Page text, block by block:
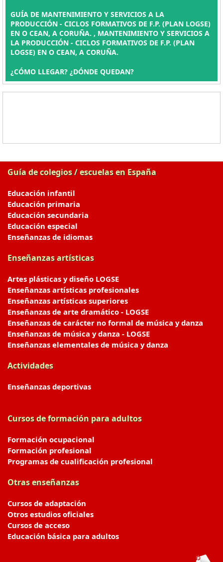
GUÍA DE MANTENIMIENTO Y SERVICIOS A LA
PRODUCCIÓN - CICLOS FORMATIVOS DE F.P. (PLAN LOGSE)
EN O CEAN, A CORUÑA. , MANTENIMIENTO Y SERVICIOS A
LA PRODUCCIÓN - CICLOS FORMATIVOS DE F.P. (PLAN
LOGSE) EN O CEAN, A CORUÑA.
¿CÓMO LLEGAR? ¿DÓNDE QUEDAN?
Guía de colegios / escuelas en España
Educación infantil
Educación primaria
Educación secundaria
Educación especial
Enseñanzas de idiomas
Enseñanzas artísticas
Artes plásticas y diseño LOGSE
Enseñanzas artísticas profesionales
Enseñanzas artísticas superiores
Enseñanzas de arte dramático - LOGSE
Enseñanzas de carácter no formal de música y danza
Enseñanzas de música y danza - LOGSE
Enseñanzas elementales de música y danza
Actividades
Enseñanzas deportivas
Cursos de formación para adultos
Formación ocupacional
Formación profesional
Programas de cualificación profesional
Otras enseñanzas
Cursos de adaptación
Otros estudios oficiales
Cursos de acceso
Educación básica para adultos